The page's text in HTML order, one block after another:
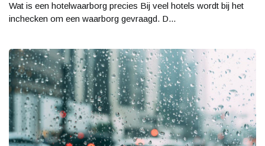
Wat is een hotelwaarborg precies Bij veel hotels wordt bij het
inchecken om een waarborg gevraagd. D...